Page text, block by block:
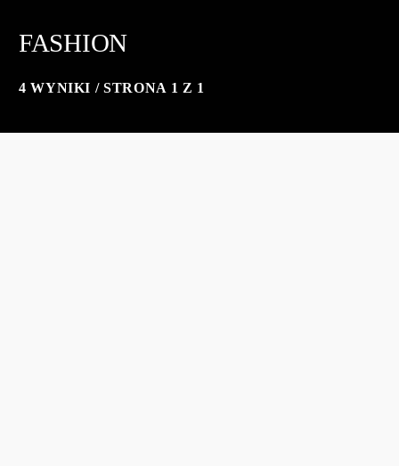
FASHION
4 WYNIKI / STRONA 1 Z 1